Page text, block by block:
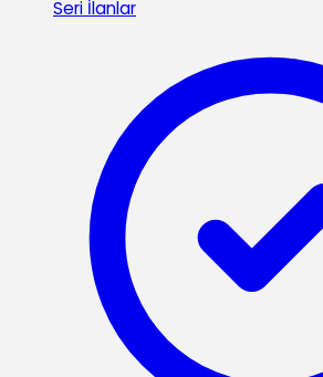
Seri İlanlar